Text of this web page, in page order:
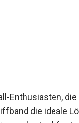
Enthusiasten, die
Griffband die